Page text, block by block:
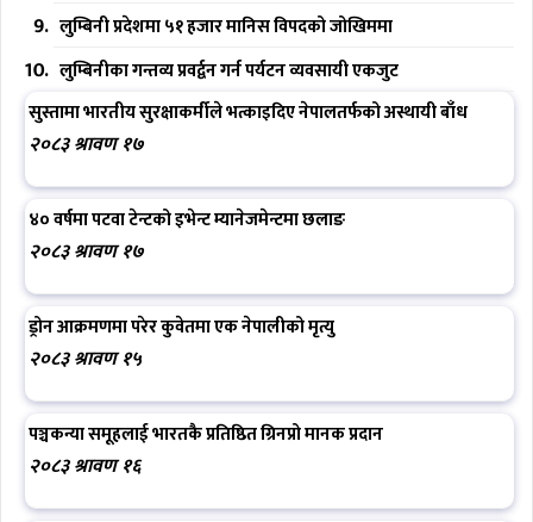
लुम्बिनी प्रदेशमा ५१ हजार मानिस विपदको जोखिममा
लुम्बिनीका गन्तव्य प्रवर्द्वन गर्न पर्यटन व्यवसायी एकजुट
सुस्तामा भारतीय सुरक्षाकर्मीले भत्काइदिए नेपालतर्फको अस्थायी बाँध
२०८३ श्रावण १७
४० वर्षमा पटवा टेन्टको इभेन्ट म्यानेजमेन्टमा छलाङ
२०८३ श्रावण १७
ड्रोन आक्रमणमा परेर कुवेतमा एक नेपालीको मृत्यु
२०८३ श्रावण १५
पञ्चकन्या समूहलाई भारतकै प्रतिष्ठित ग्रिनप्रो मानक प्रदान
२०८३ श्रावण १६